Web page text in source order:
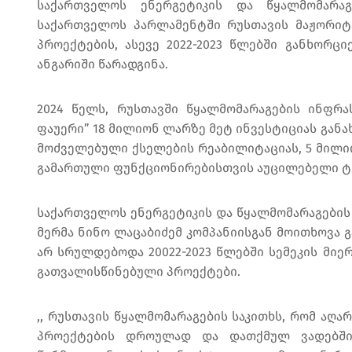
საქართველოს ენერგეტიკის და
საქართველოს პარლამენტში რუსთავის
პროექტების, ასევე 2022-2023 წლებში
ანგარიში წარადგინა.
2024 წელს, რუსთავში წყალმომარაგების
ფაუერი” 18 მილიონ ლარზე მეტ ინვესტიციას
მოძველებული ქსელების რეაბილიტაციას, 5
გამართული ფუნქციონირებისთვის აუცილებელი
საქართველოს ენერგეტიკის და
მერმა ნინო ლაცაბიძემ კომპანიისგან
არ სრულდებოდა 20022-2023 წლებში სემეკის
გათვალისწინებული პროექტები.
,, რუსთავის წყალმომარაგების საკითხს, რომ
პროექტების დროულად და დათქმულ